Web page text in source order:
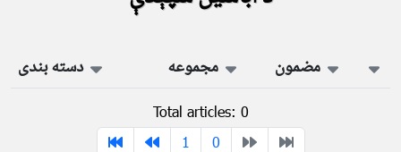
مضمون مجموعه دسته بندی
Total articles: 0
1
0